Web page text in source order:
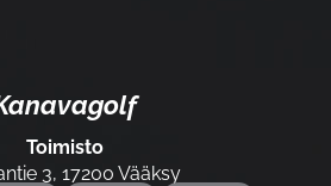
Toimisto
3, 17200 Vääksy